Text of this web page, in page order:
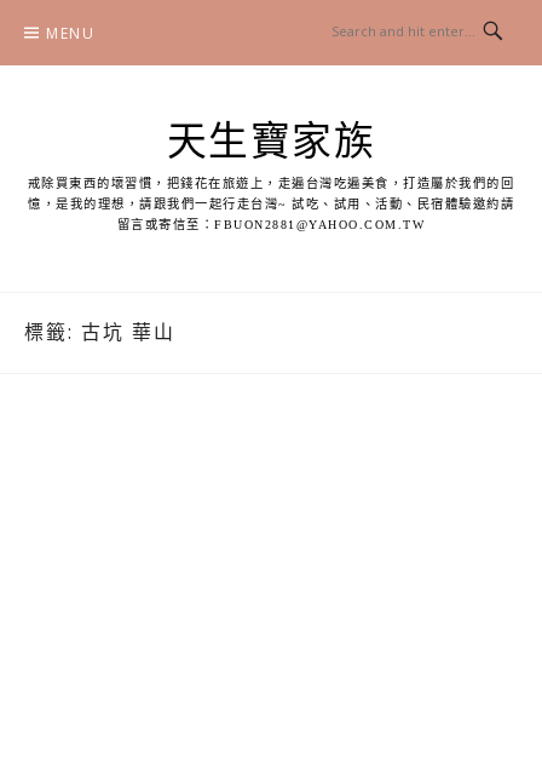
content
MENU
天生寶家族
戒除買東西的壞習慣，把錢花在旅遊上，走遍台灣吃遍美食，打造屬於我們的回
憶，是我的理想，請跟我們一起行走台灣~ 試吃、試用、活動、民宿體驗邀約請
留言或寄信至：FBUON2881@YAHOO.COM.TW
標籤: 古坑 華山